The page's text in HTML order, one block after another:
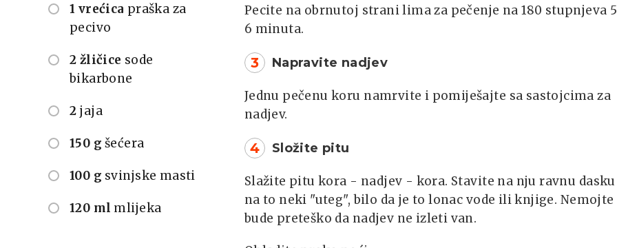
1 vrećica praška za
pecivo
2 žličice sode
bikarbone
2 jaja
150 g šećera
100 g svinjske masti
120 ml mlijeka
Pecite na obrnutoj strani lima za pečenje na 180 stupnjeva
6 minuta.
3 Napravite nadjev
Jednu pečenu koru namrvite i pomiješajte sa sastojcima za
nadjev.
4 Složite pitu
Slažite pitu kora - nadjev - kora. Stavite na nju ravnu
na to neki "uteg", bilo da je to lonac vode ili knjige. Nemojte
bude preteško da nadjev ne izleti van.